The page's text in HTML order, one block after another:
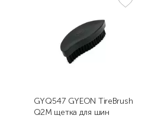
GYQ547 GYEON TireBrush
Q2M щетка для шин